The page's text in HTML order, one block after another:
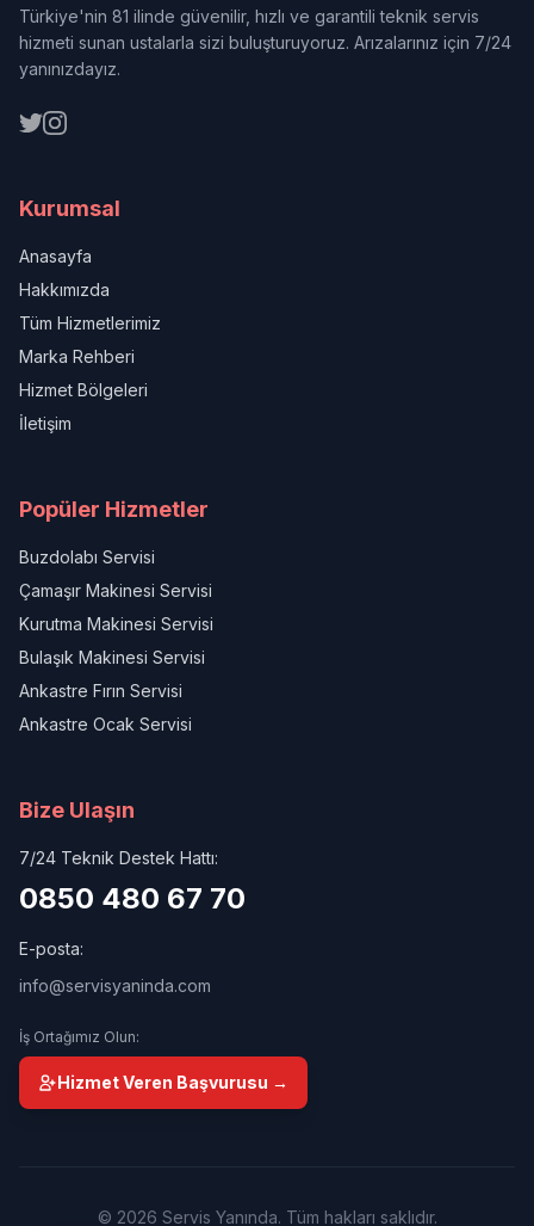
Türkiye'nin 81 ilinde güvenilir, hızlı ve garantili teknik servis
hizmeti sunan ustalarla sizi buluşturuyoruz. Arızalarınız için 7/24
yanınızdayız.
Kurumsal
Anasayfa
Hakkımızda
Tüm Hizmetlerimiz
Marka Rehberi
Hizmet Bölgeleri
İletişim
Popüler Hizmetler
Buzdolabı Servisi
Çamaşır Makinesi Servisi
Kurutma Makinesi Servisi
Bulaşık Makinesi Servisi
Ankastre Fırın Servisi
Ankastre Ocak Servisi
Bize Ulaşın
7/24 Teknik Destek Hattı:
0850 480 67 70
E-posta:
info@servisyaninda.com
İş Ortağımız Olun:
Hizmet Veren Başvurusu →
© 2026 Servis Yanında. Tüm hakları saklıdır.